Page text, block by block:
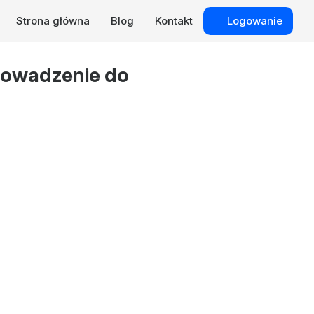
Strona główna Blog Kontakt Logowanie
do